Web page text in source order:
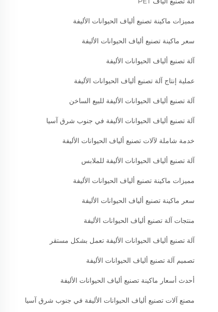
مميزات ماكينة تصنيع ألياف الحيوانات الأليفة
سعر ماكينة تصنيع ألياف الحيوانات الأليفة
آلة تصنيع ألياف الحيوانات الأليفة
عملية إنتاج آلة تصنيع ألياف الحيوانات الأليفة
آلة تصنيع ألياف الحيوانات الأليفة للبيع الساخن
آلة تصنيع ألياف الحيوانات الأليفة في جنوب شرق آسيا
خدمة شاملة لآلات تصنيع ألياف الحيوانات الأليفة
آلة تصنيع ألياف الحيوانات الأليفة للملابس
مميزات ماكينة تصنيع ألياف الحيوانات الأليفة
سعر ماكينة تصنيع ألياف الحيوانات الأليفة
منتجات آلة تصنيع ألياف الحيوانات الأليفة
آلة تصنيع ألياف الحيوانات الأليفة تعمل بشكل مستقر
تصميم آلة تصنيع ألياف الحيوانات الأليفة
أحدث أسعار ماكينة تصنيع ألياف الحيوانات الأليفة
مصنع آلات تصنيع ألياف الحيوانات الأليفة في جنوب شرق آسيا